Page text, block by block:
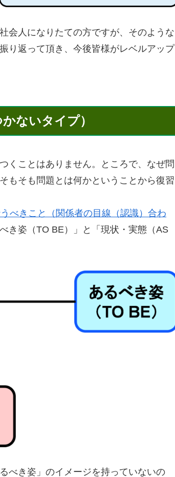
会人になりたての方ですが、そのような
り返って頂き、今後皆様がレベルアップ
ないタイプ）
くことはありません。ところで、なぜ問
もそも問題とは何かということから復習
べきこと（関係者の目線（認識）合わ
き姿（TO BE）」と「現状・実態（AS
べき姿」のイメージを持っていないの